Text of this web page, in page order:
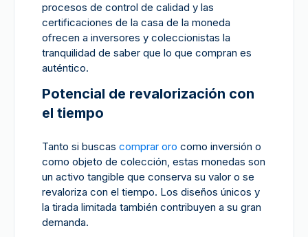
procesos de control de calidad y las
certificaciones de la casa de la moneda
ofrecen a inversores y coleccionistas la
tranquilidad de saber que lo que compran es
auténtico.
Potencial de revalorización con
el tiempo
Tanto si buscas comprar oro como inversión o
como objeto de colección, estas monedas son
un activo tangible que conserva su valor o se
revaloriza con el tiempo. Los diseños únicos y
la tirada limitada también contribuyen a su gran
demanda.